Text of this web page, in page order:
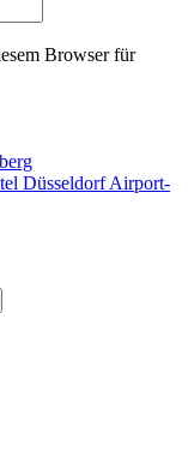
Browser für
Düsseldorf Airport-